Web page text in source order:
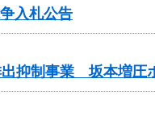
入札公告
出抑制事業 坂本増圧